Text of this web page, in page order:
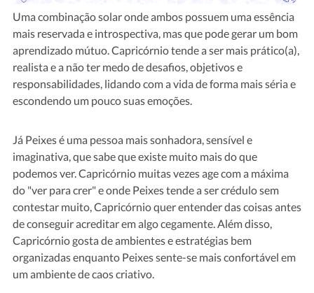
Uma combinação solar onde ambos possuem uma essência
mais reservada e introspectiva, mas que pode gerar um bom
aprendizado mútuo. Capricórnio tende a ser mais prático(a),
realista e a não ter medo de desafios, objetivos e
responsabilidades, lidando com a vida de forma mais séria e
escondendo um pouco suas emoções.
Já Peixes é uma pessoa mais sonhadora, sensível e
imaginativa, que sabe que existe muito mais do que
podemos ver. Capricórnio muitas vezes age com a máxima
do "ver para crer" e onde Peixes tende a ser crédulo sem
contestar muito, Capricórnio quer entender das coisas antes
de conseguir acreditar em algo cegamente. Além disso,
Capricórnio gosta de ambientes e estratégias bem
organizadas enquanto Peixes sente-se mais confortável em
um ambiente de caos criativo.